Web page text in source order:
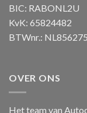
BIC: RABONL2U
KvK: 65824482
BTWnr.:
OVER ONS
Het team van